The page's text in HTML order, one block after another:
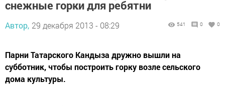
снежные горки для ребятни
Автор, 29 декабря 2013 - 08:29 541 0 0
Парни Татарского Кандыза дружно вышли на
субботник, чтобы построить горку возле сельского
дома культуры.